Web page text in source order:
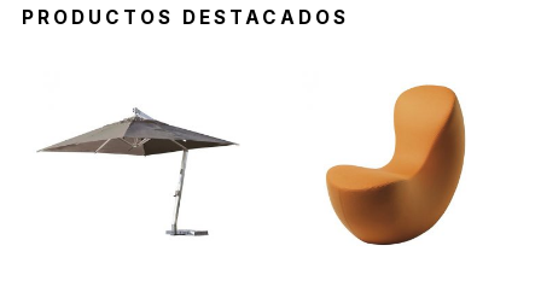
PRODUCTOS DESTACADOS